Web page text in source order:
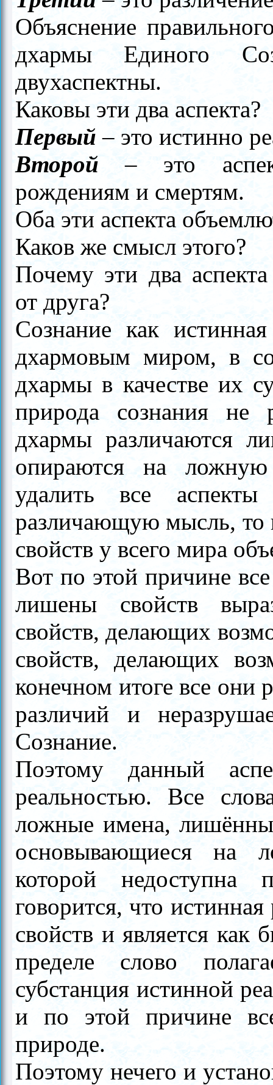
Объяснение
дхармы Единого
двухаспектны.
Каковы эти два аспекта?
Первый – это истинно
Второй
– это
рождениям и смертям.
Оба эти аспекта
Каков же смысл этого?
Почему эти два
от друга?
Сознание как
дхармовым миром, в
дхармы в качестве их
природа сознания не
дхармы различаются
опираются на
удалить все аспекты
различающую мысль, то
свойств у всего мира
Вот по этой причине
лишены свойств
свойств, делающих
свойств, делающих
конечном итоге все
различий и
Сознание.
Поэтому данный
реальностью. Все
ложные имена,
основывающиеся на
которой
говорится, что
свойств и является
пределе слово
субстанция истинной
и по этой причине
природе.
Поэтому нечего и